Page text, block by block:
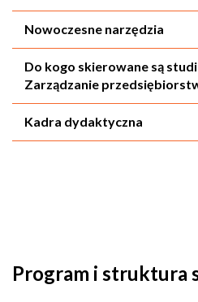
Nowoczesne narzędzia
Do kogo skierowane są
Zarządzanie
Kadra dydaktyczna
Program i struktura